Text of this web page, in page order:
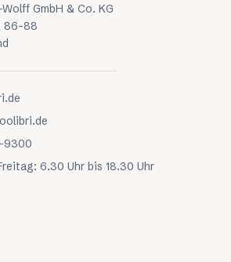
GmbH & Co. KG
86-88
9300
6.30 Uhr bis 18.30 Uhr